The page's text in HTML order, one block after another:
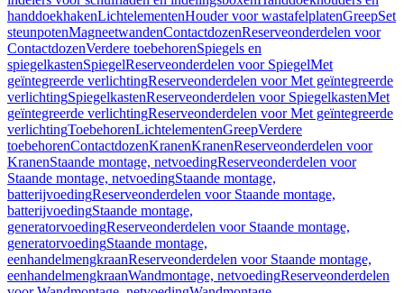
handdoekhakenLichtelementenHouder voor wastafelplatenGreepSet
steunpotenMagneetwandenContactdozenReserveonderdelen voor
ContactdozenVerdere toebehorenSpiegels en
spiegelkastenSpiegelReserveonderdelen voor SpiegelMet
geïntegreerde verlichtingReserveonderdelen voor Met geïntegreerde
verlichtingSpiegelkastenReserveonderdelen voor SpiegelkastenMet
geïntegreerde verlichtingReserveonderdelen voor Met geïntegreerde
verlichtingToebehorenLichtelementenGreepVerdere
toebehorenContactdozenKranenKranenReserveonderdelen voor
KranenStaande montage, netvoedingReserveonderdelen voor
Staande montage, netvoedingStaande montage,
batterijvoedingReserveonderdelen voor Staande montage,
batterijvoedingStaande montage,
generatorvoedingReserveonderdelen voor Staande montage,
generatorvoedingStaande montage,
eenhandelmengkraanReserveonderdelen voor Staande montage,
eenhandelmengkraanWandmontage, netvoedingReserveonderdelen